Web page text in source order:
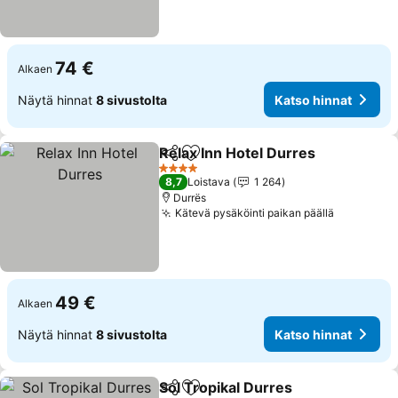
Alkaen 74 €
Näytä hinnat 8 sivustolta Katso hinnat
Jaa Lisää suosikkeihin
Relax Inn Hotel Durres
4 Tähtiluokitus
8,7 Loistava
1 264
Durrës
Kätevä pysäköinti paikan päällä
Alkaen 49 €
Näytä hinnat 8 sivustolta Katso hinnat
Sol Tropikal Durres